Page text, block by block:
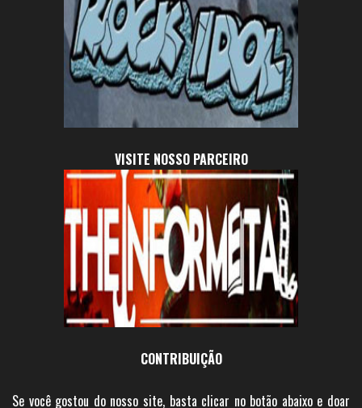
VISITE NOSSO PARCEIRO
CONTRIBUIÇÃO
Se você gostou do nosso site, basta clicar no botão abaixo e doar